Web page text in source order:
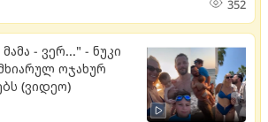
352
- ვერ..." - ნუკი
ოჯახურ
(ვიდეო)